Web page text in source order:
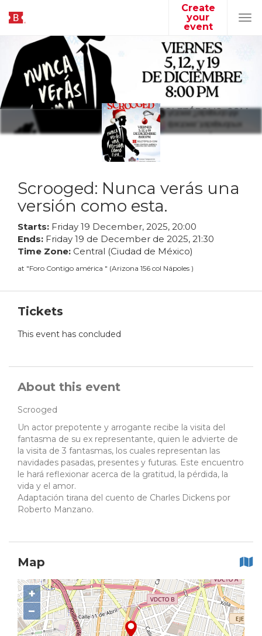
Create
your
event
Scrooged: Nunca verás una
versión como esta.
Starts: Friday 19 December, 2025, 20:00
Ends: Friday 19 de December de 2025, 21:30
Time Zone: Central (Ciudad de México)
at "Foro Contigo américa " (Arizona 156 col Nápoles )
Tickets
This event has concluded
About this event
Scrooged
Un actor prepotente y arrogante recibe la visita del
fantasma de su ex representante, quien le advierte de
la visita de 3 fantasmas, los cuales representan las
navidades pasadas, presentes y futuras. Este encuentro
le hará reflexionar acerca de la gratitud, la pérdida, la
vida y el amor.
Adaptación tirana del cuento de Charles Dickens por
Roberto Manzano.
Map
+
−